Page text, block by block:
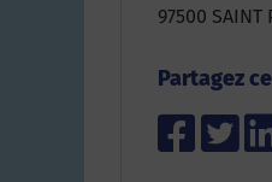
97500 SAINT
Partagez